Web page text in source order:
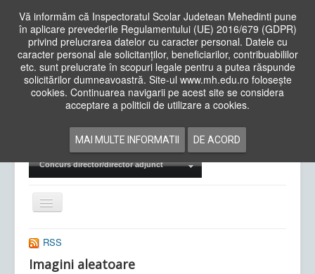
Vă informăm că Inspectoratul Scolar Judetean Mehedinti pune
în aplicare prevederile Regulamentului (UE) 2016/679 (GDPR)
privind prelucrarea datelor cu caracter personal. Datele cu
caracter personal ale solicitanților, beneficiarilor, contribuabililor
etc. sunt prelucrate în scopuri legale pentru a putea răspunde
solicitărilor dumneavoastră. Site-ul www.mh.edu.ro folosește
cookies. Continuarea navigarii pe acest site se considera
acceptare a politicii de utilizare a cookies.
MAI MULTE INFORMATII DE ACORD
Cauta
in
siteAcasa Cadre Didactice
Examene Naționale
Concurs director/director adjunct
Comută
navigarea
RSS
Imagini aleatoare